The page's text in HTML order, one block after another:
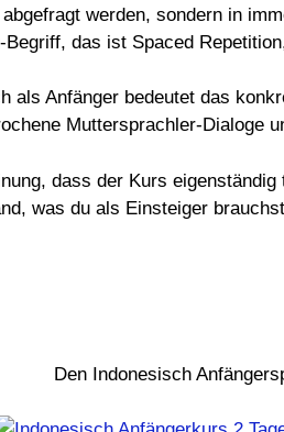
werden, sondern in
Begriff, das ist Spaced
als Anfänger bedeutet das
Muttersprachler-Dialoge
dass der Kurs
was du als Einsteiger
Den Indonesisch